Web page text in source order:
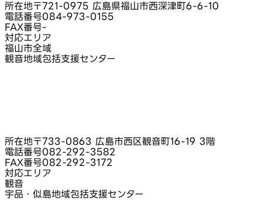
所在地〒721-0975 広島県福山市西深津町6-6-10
電話番号084-973-0155
FAX番号-
対応エリア
福山市全域
観音地域包括支援センター
所在地〒733-0863 広島市西区観音町16-19 3階
電話番号082-292-3582
FAX番号082-292-3172
対応エリア
観音
宇品・似島地域包括支援センター